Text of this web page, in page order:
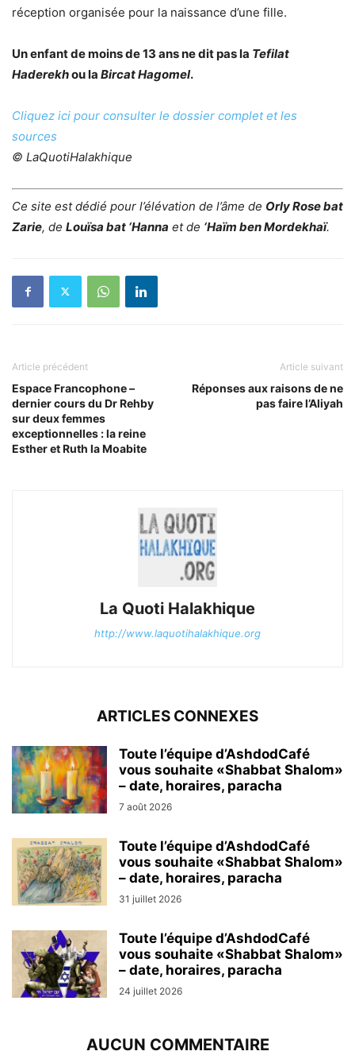
réception organisée pour la naissance d’une fille.
Un enfant de moins de 13 ans ne dit pas la Tefilat
Haderekhou la Bircat Hagomel.
Cliquez ici pour consulter le dossier complet et les
sources
© LaQuotiHalakhique
Ce site est dédié pour l’élévation de l’âme de Orly Rose bat
Zarie, de Louïsa bat ‘Hanna et de ‘Haïm ben Mordekhaï.
Article précédent
Espace Francophone –
dernier cours du Dr Rehby
sur deux femmes
exceptionnelles : la reine
Esther et Ruth la Moabite
Article suivant
Réponses aux raisons de ne
pas faire l’Aliyah
La Quoti Halakhique
http://www.laquotihalakhique.org
ARTICLES CONNEXES
Toute l’équipe d’AshdodCafé
vous souhaite «Shabbat Shalom»
– date, horaires, paracha
7 août 2026
Toute l’équipe d’AshdodCafé
vous souhaite «Shabbat Shalom»
– date, horaires, paracha
31 juillet 2026
Toute l’équipe d’AshdodCafé
vous souhaite «Shabbat Shalom»
– date, horaires, paracha
24 juillet 2026
AUCUN COMMENTAIRE